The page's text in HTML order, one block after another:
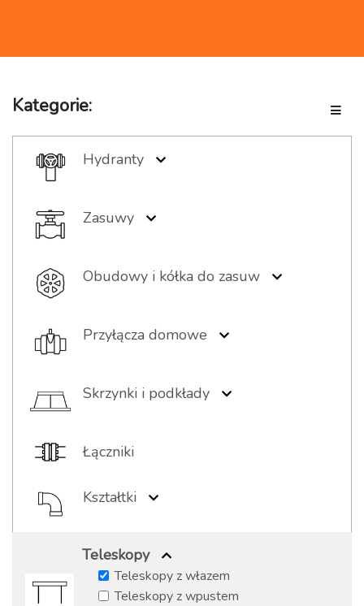
Kategorie:
Hydranty
Akcesoria hydrantowe
Zasuwy
Zasuwy bose
Obudowy i kółka do zasuw
Kółka żeliwne
Przyłącza domowe
Nasady
Skrzynki i podkłady
Podkładki
Pierścienie wyrównawcze
Łączniki
Kształtki
Kształtki stalowe (kołnierze)
Teleskopy
Teleskopy z włazem
Teleskopy z wpustem